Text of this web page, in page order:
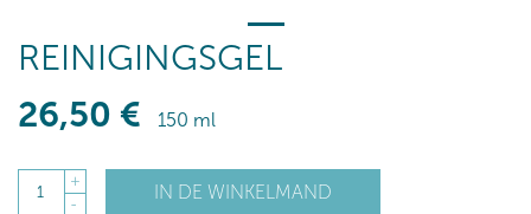
REINIGINGSGEL
26,50 € 150 ml
1
+
-
IN DE WINKELMAND